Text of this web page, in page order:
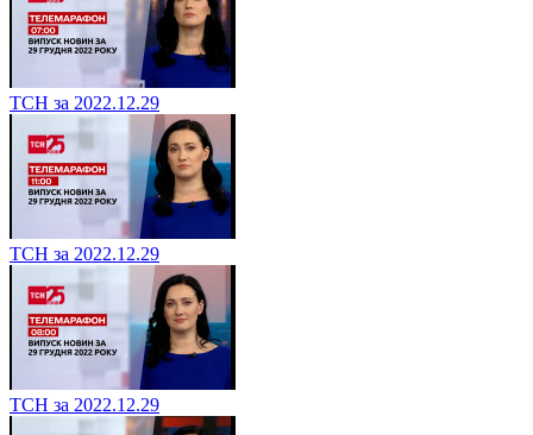
ТСН за 2022.12.29
ТСН за 2022.12.29
ТСН за 2022.12.29